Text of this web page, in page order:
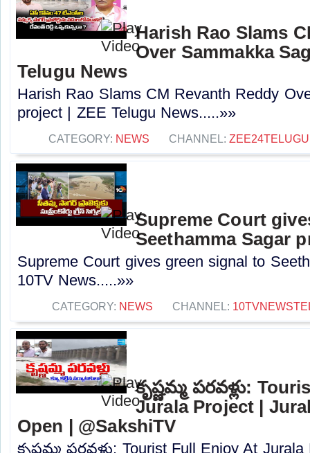
Harish Rao Slams
Over Sammakka
Telugu News
Harish Rao Slams CM Revanth Reddy
project | ZEE Telugu News.....»»
CATEGORY: NEWS CHANNEL:
Supreme Court
Seethamma Sagar
Supreme Court gives green signal to
10TV News.....»»
CATEGORY: NEWS CHANNEL:
కృష్ణమ్మ పరవళ్లు:
Jurala Project |
Open | @SakshiTV
కృష్ణమ్మ పరవళ్లు: Tourist Full Enjoy At